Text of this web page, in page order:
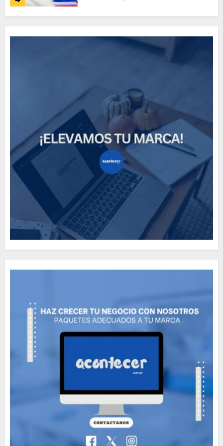
Need to Know About the
Classic Cars in a Retro
The full story of
Thailand’s extraordinary
cave rescue
Valentino Goes
Deliberately Feminine for
Fall 2018
MAYO 16, 2024